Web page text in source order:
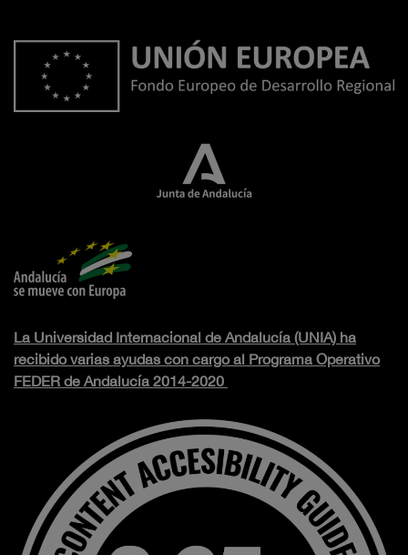
La Universidad Internacional de Andalucía (UNIA) ha
recibido varias ayudas con cargo al Programa Operativo
FEDER de Andalucía 2014-2020